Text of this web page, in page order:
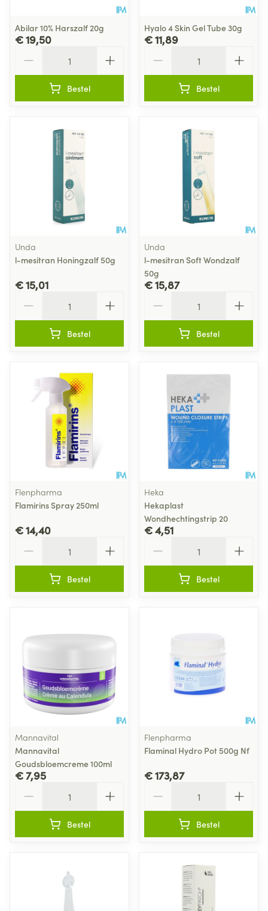
Abilar 10% Harszalf 20g
€ 19,50
Bestel
Hyalo 4 Skin Gel Tube 30g
€ 11,89
Bestel
Unda
l-mesitran Honingzalf 50g
€ 15,01
Bestel
Unda
l-mesitran Soft Wondzalf
50g
€ 15,87
Bestel
Flenpharma
Flamirins Spray 250ml
€ 14,40
Bestel
Heka
Hekaplast
Wondhechtingstrip 20
€ 4,51
Bestel
Mannavital
Mannavital
Goudsbloemcreme 100ml
€ 7,95
Bestel
Flenpharma
Flaminal Hydro Pot 500g Nf
€ 173,87
Bestel